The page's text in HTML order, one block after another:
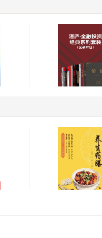
湛庐·金融投资经
装（12册）
免费